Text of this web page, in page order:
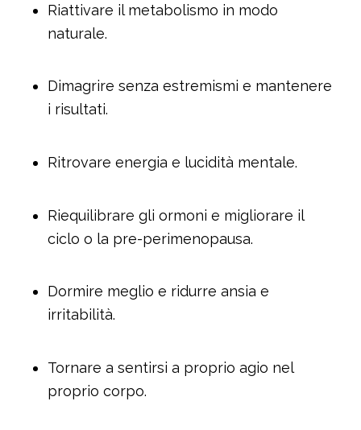
Riattivare il metabolismo in modo
naturale.
Dimagrire senza estremismi e mantenere
i risultati.
Ritrovare energia e lucidità mentale.
Riequilibrare gli ormoni e migliorare il
ciclo o la pre-perimenopausa.
Dormire meglio e ridurre ansia e
irritabilità.
Tornare a sentirsi a proprio agio nel
proprio corpo.